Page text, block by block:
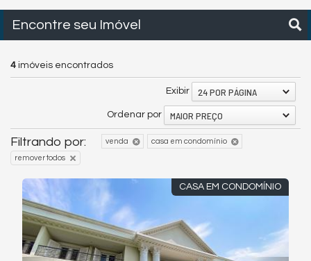
Encontre seu Imóvel
4 imóveis encontrados
Exibir 24 POR PÁGINA
Ordenar por MAIOR PREÇO
Filtrando por: venda casa em condomínio
remover todos
CASA EM CONDOMÍNIO